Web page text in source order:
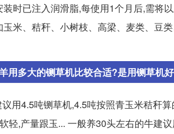
时已注入润滑脂,每使用1个月后,需将
米、秸秆、小树枝、高梁、麦类、豆
用多大的铡草机比较合适?是用铡草机好
用4.5吨铡草机,4.5吨按照青玉米秸秆
轻,产量跟玉... 一般养30头左右的牛建